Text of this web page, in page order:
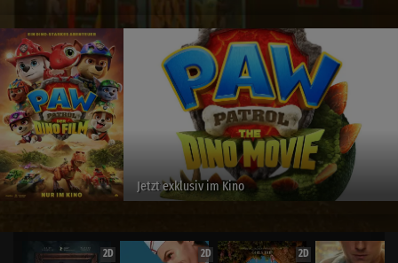
Jetzt exklusiv im Kino
2D 2D 2D